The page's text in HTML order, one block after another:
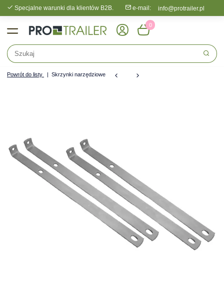
Specjalne warunki dla klientów B2B. e-mail: info@protrailer.pl
0
Powrót do listy Skrzynki narzędziowe